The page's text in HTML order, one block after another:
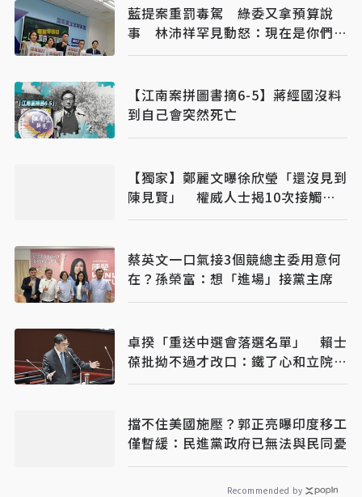
藍提案重罰毒駕 綠委又拿預算說
事 林沛祥罕見動怒：現在是你們在
治理國家
【江南案拼圖書摘6-5】蔣經國沒料
到自己會突然死亡
【獨家】鄭麗文曝徐欣瑩「還沒見到
陳見賢」 權威人士揭10次接觸未
果：整合最後一哩路
蔡英文一口氣接3個競總主委用意何
在？孫榮富：想「進場」接黨主席
卓揆「重送中選會落選名單」 賴士
葆批拗不過才改口：鐵了心和立院對
立
擋不住美國施壓？郭正亮曝印度移工
僅暫緩：民進黨政府已無法與民同憂
Recommended by